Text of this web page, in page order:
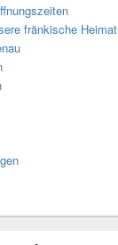
fränkische Heimat